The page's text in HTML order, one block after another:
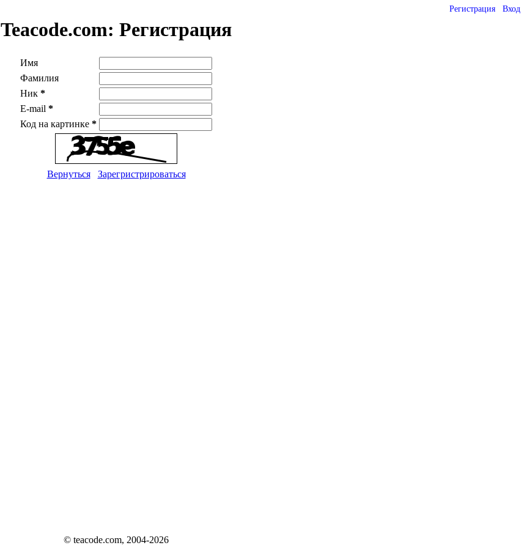
Регистрация Вход
Teacode.com: Регистрация
Имя
Фамилия
Ник *
E-mail *
Код на картинке *
Вернуться Зарегристрироваться
© teacode.com, 2004-2026